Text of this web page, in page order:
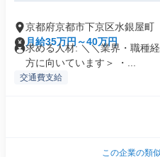
京都府京都市下京区水銀屋町
月給35万円～40万円
求める人材: ＼＼業界・職種
方に向いています＞ ・...
交通費支給
この企業の類